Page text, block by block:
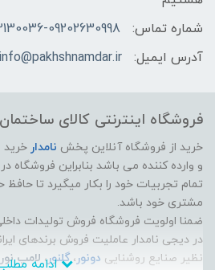
شماره تماس:
09202630998
آدرس ایمیل:
info@pakhshnamdar.ir
فروشگاه اینترنتی کالای
خرید از فروشگاه آنلاین پخش نامدار خرید
و وارده کننده می باشد بنابراین
تمام تجربیات خود را بکار میگیرد تا
مشتری خود باشد.
ضمنا اولویت فروشگاه فروش تولیدات
در دیجی نامدار عاملیت فروش برندهای
نظیر صنایع روشنایی دونور ،گلنور، لامپ نور ادامه مطلب